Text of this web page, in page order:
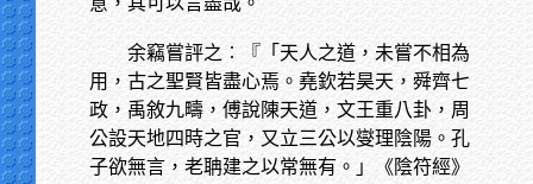
余竊嘗評之︰『「天人之道，未嘗不相為
用，古之聖賢皆盡心焉。堯欽若昊天，舜齊七
政，禹敘九疇，傅說陳天道，文王重八卦，周
公設天地四時之官，又立三公以燮理陰陽。孔
子欲無言，老聃建之以常無有。」《陰符經》